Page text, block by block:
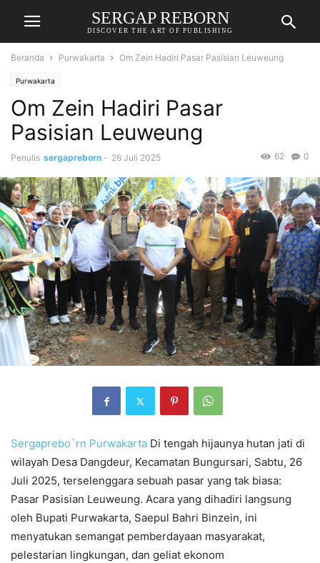
SERGAP REBORN
DISCOVER THE ART OF PUBLISHING
Beranda Purwakarta Om Zein Hadiri Pasar Pasisian Leuweung
Purwakarta
Om Zein Hadiri Pasar
Pasisian Leuweung
Penulis sergapreborn - 26 Juli 2025 0
62
Sergaprebo`rn Purwakarta Di tengah hijaunya hutan jati di
wilayah Desa Dangdeur, Kecamatan Bungursari, Sabtu, 26
Juli 2025, terselenggara sebuah pasar yang tak biasa:
Pasar Pasisian Leuweung. Acara yang dihadiri langsung
oleh Bupati Purwakarta, Saepul Bahri Binzein, ini
menyatukan semangat pemberdayaan masyarakat,
pelestarian lingkungan, dan geliat ekonom